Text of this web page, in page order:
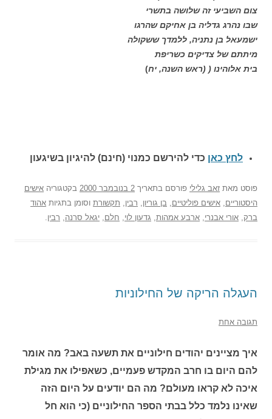
צום השביעי זה שלושה בתשרי
שבו נהרג גדליה בן אחיקם שהרגו
ישמעאל בן נתניה, ללמדך ששקולה
מיתתם של צדיקים כשריפת
בית אלוהינו ( (ראש השנה, יח)
לחץ כאן כדי להירשם כמנוי (חינם) להיגיון בשיגעון
פוסט מאת זאב גלילי פורסם בתאריך 2 בנובמבר 2000 בקטגוריה אישים
היסטוריים, אישים פוליטיים, בן גוריון, רבין, תקשורת וסומן בתגיות אהוד
ברק, אורי אבנרי, ארבע אמהות, גדעון לוי, חלם, יגאל סרנה, רבין.
העגלה הריקה של החילוניות
תגובה אחת
איך מציינים יהודים חילוניים את תשעה באב? מה אומר
להם היום בו חרב המקדש פעמיים, כשאפילו את מגילת
איכה לא קראו מעולם? מה הם יודעים על היום הזה
שאינו נלמד כלל בבתי הספר החילוניים (כי הוא חל